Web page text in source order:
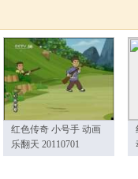
红色传奇 小号手 动画
乐翻天 20110701